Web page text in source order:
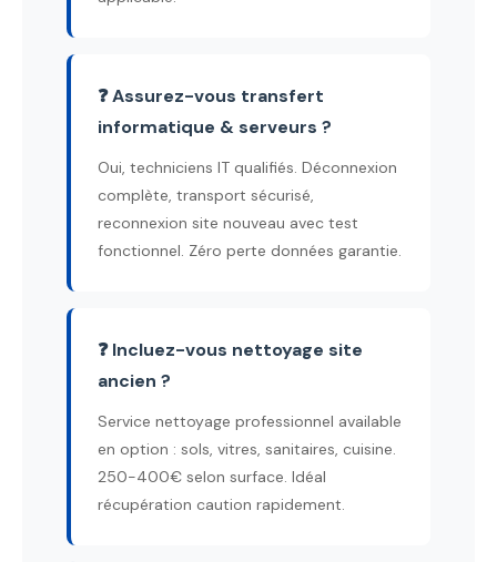
❓ Assurez-vous transfert
informatique & serveurs ?
Oui, techniciens IT qualifiés. Déconnexion
complète, transport sécurisé,
reconnexion site nouveau avec test
fonctionnel. Zéro perte données garantie.
❓ Incluez-vous nettoyage site
ancien ?
Service nettoyage professionnel available
en option : sols, vitres, sanitaires, cuisine.
250-400€ selon surface. Idéal
récupération caution rapidement.